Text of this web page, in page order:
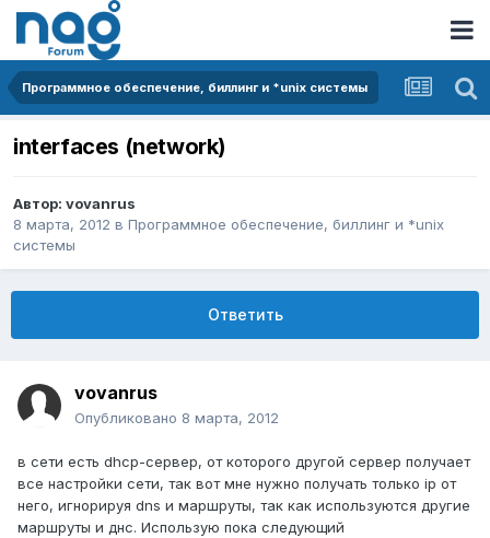
Программное обеспечение, биллинг и *unix системы
interfaces (network)
Автор: vovanrus
8 марта, 2012 в Программное обеспечение, биллинг и *unix
системы
Ответить
vovanrus
Опубликовано 8 марта, 2012
в сети есть dhcp-сервер, от которого другой сервер получает
все настройки сети, так вот мне нужно получать только ip от
него, игнорируя dns и маршруты, так как используются другие
маршруты и днс. Использую пока следующий